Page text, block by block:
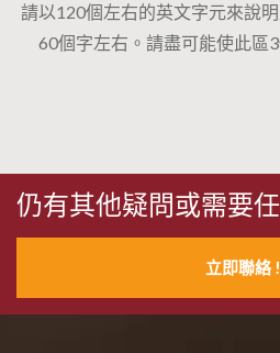
請以120個左右的英文字元來說
60個字左右。請盡可能使此區
仍有其他疑問或需要
立即聯絡